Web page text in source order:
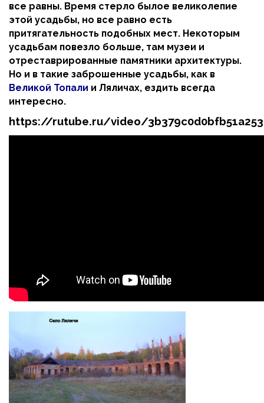
все равны. Время стерло былое великолепие
этой усадьбы, но все равно есть
притягательность подобных мест. Некоторым
усадьбам повезло больше, там музеи и
отреставрированные памятники архитектуры.
Но и в такие заброшенные усадьбы, как в
Великой Топали и Ляличах, ездить всегда
интересно.
https://rutube.ru/video/